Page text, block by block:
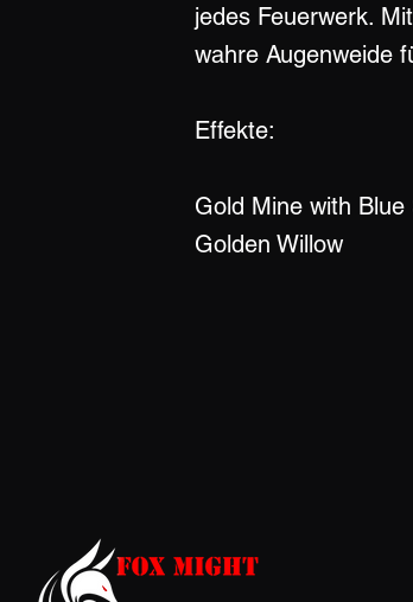
jedes Feuerwerk.
wahre Augenweide
Effekte:
Gold Mine with Blue
Golden Willow